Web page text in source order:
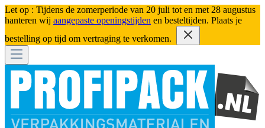
Let op : Tijdens de zomerperiode van 20 juli tot en met 28 augustus
hanteren wij aangepaste openingstijden en besteltijden. Plaats je
bestelling op tijd om vertraging te verkomen.